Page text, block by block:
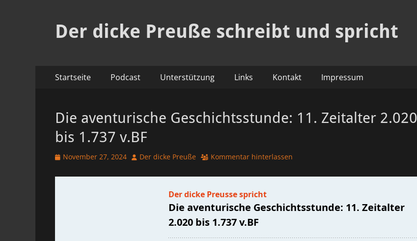
Der dicke Preuße schreibt und spricht
Primäres
Inhalt
Startseite Podcast Unterstützung Links Kontakt Impressum
Die aventurische Geschichtsstunde: 11. Zeitalter 2.020
bis 1.737 v.BF
Veröffentlicht
November 27, 2024 AutorDer dicke Preuße Kommentar hinterlassen